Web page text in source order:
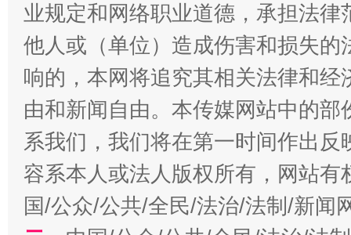
千年窑火 生生不息 一
业规定和网络职业道德，承担法
他人或（单位）造成伤害和损失
响的，本网将追究其相关法律和
由和新闻自由。本传媒网站中的
系我们，我们将在第一时间作出
容系本人或法人版权所有，网站
国/公众/公共/全民/法治/法制/新闻